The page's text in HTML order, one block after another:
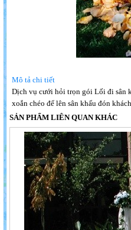
Mô tả chi tiết
Dịch vụ cưới hỏi trọn gói Lối đi sân
xoắn chéo để lên sân khấu đón
SẢN PHẨM LIÊN QUAN KHÁC